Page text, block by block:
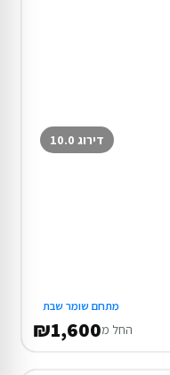
דירוג 10.0
מתחם שומר שבת
החל מ₪1,600